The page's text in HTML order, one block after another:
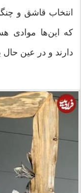
انتخاب قاشق و
که این‌ها موادی
دارند و در عین حال